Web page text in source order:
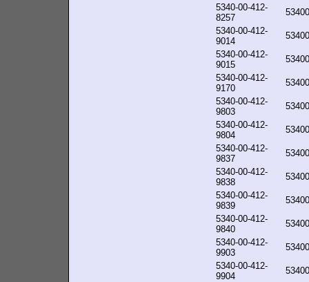
5340-00-412-
8257
5340-00-412-
9014
5340-00-412-
9015
5340-00-412-
9170
5340-00-412-
9803
5340-00-412-
9804
5340-00-412-
9837
5340-00-412-
9838
5340-00-412-
9839
5340-00-412-
9840
5340-00-412-
9903
5340-00-412-
9904